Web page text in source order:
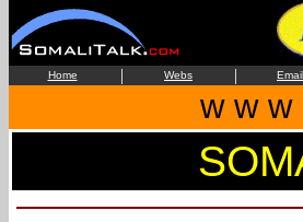
Home | Webs | Email
w w w